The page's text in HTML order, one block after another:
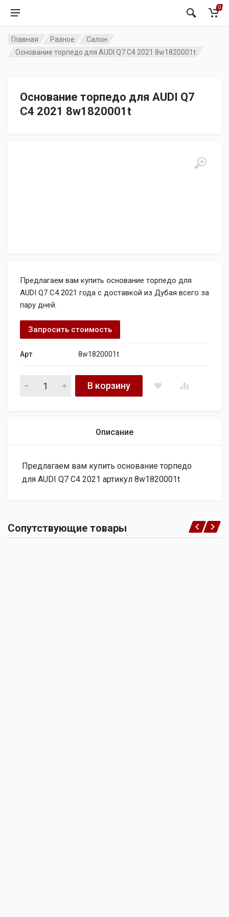
0
Главная Разное
Салон
Основание торпедо для AUDI Q7 C4 2021 8w1820001t
Основание торпедо для AUDI Q7
C4 2021 8w1820001t
Предлагаем вам купить основание торпедо для
AUDI Q7 C4 2021 года с доставкой из Дубая всего за
пару дней.
Запросить стоимость
Арт 8w1820001t
Основание торпедо для AUDI Q7 C4 2021 8w1820001t
В корзину
Описание
Предлагаем вам купить основание торпедо
для AUDI Q7 C4 2021 артикул 8w1820001t
Сопутствующие товары